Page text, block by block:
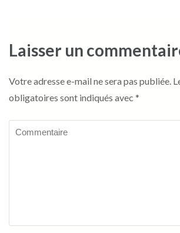
Laisser un
Votre adresse e-mail ne sera pas publiée.
obligatoires sont indiqués avec *
Commentaire